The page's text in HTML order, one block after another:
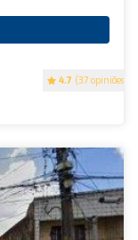
4.7 (37 opiniões)